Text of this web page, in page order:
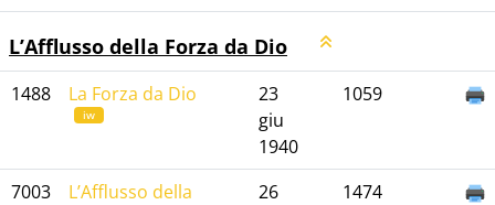
L’Afflusso della Forza da Dio
1488 La Forza da Dio
iw
23
giu
1940
1059
7003
L’Afflusso della
26
1474